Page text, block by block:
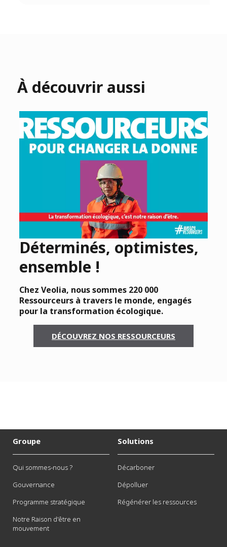
À découvrir aussi
Déterminés, optimistes,
ensemble !
Chez Veolia, nous sommes 220 000
Ressourceurs à travers le monde, engagés
pour la transformation écologique.
DÉCOUVREZ NOS RESSOURCEURS
Groupe
Qui sommes-nous ?
Gouvernance
Programme stratégique
Notre Raison d'être en
mouvement
Solutions
Décarboner
Dépolluer
Régénérer les ressources